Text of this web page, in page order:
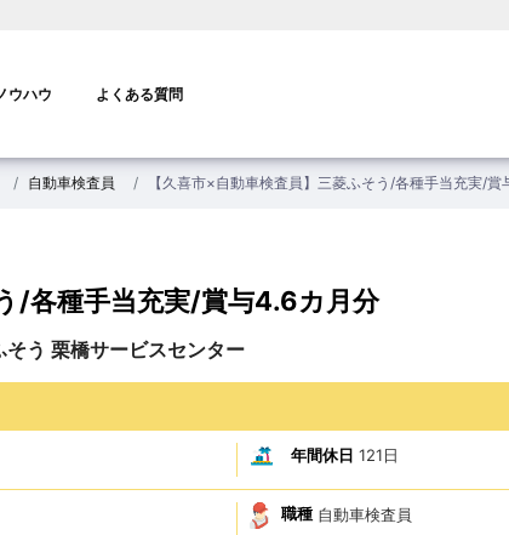
ウハウ よくある質問
自動車検査員 【久喜市×自動車検査員】三菱ふそう/各種手当充実/賞
/各種手当充実/賞与4.6カ月分
う 栗橋サービスセンター
年間休日 121日
職種 自動車検査員